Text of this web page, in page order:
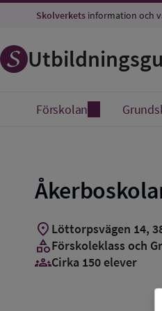
Skolverkets information och
Förskolan
Spara
location_on Löttorpsvägen 14,
categoryFörskoleklass och
groups_3Cirka 150 elever